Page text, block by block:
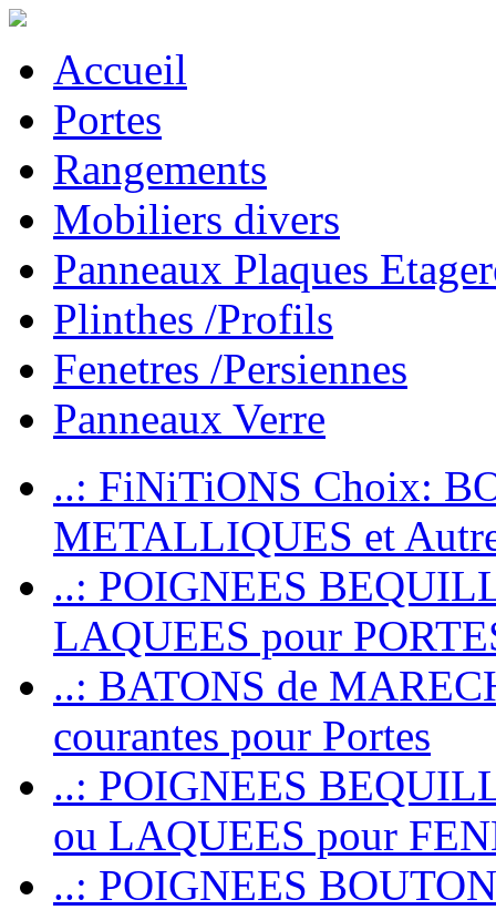
Accueil
Portes
Rangements
Mobiliers divers
Panneaux Plaques
Plinthes /Profils
Fenetres /Persiennes
Panneaux Verre
..: FiNiTiONS Choix:
METALLIQUES et
..: POIGNEES
LAQUEES pour
..: BATONS de
courantes pour Portes
..: POIGNEES
ou LAQUEES pour
..: POIGNEES